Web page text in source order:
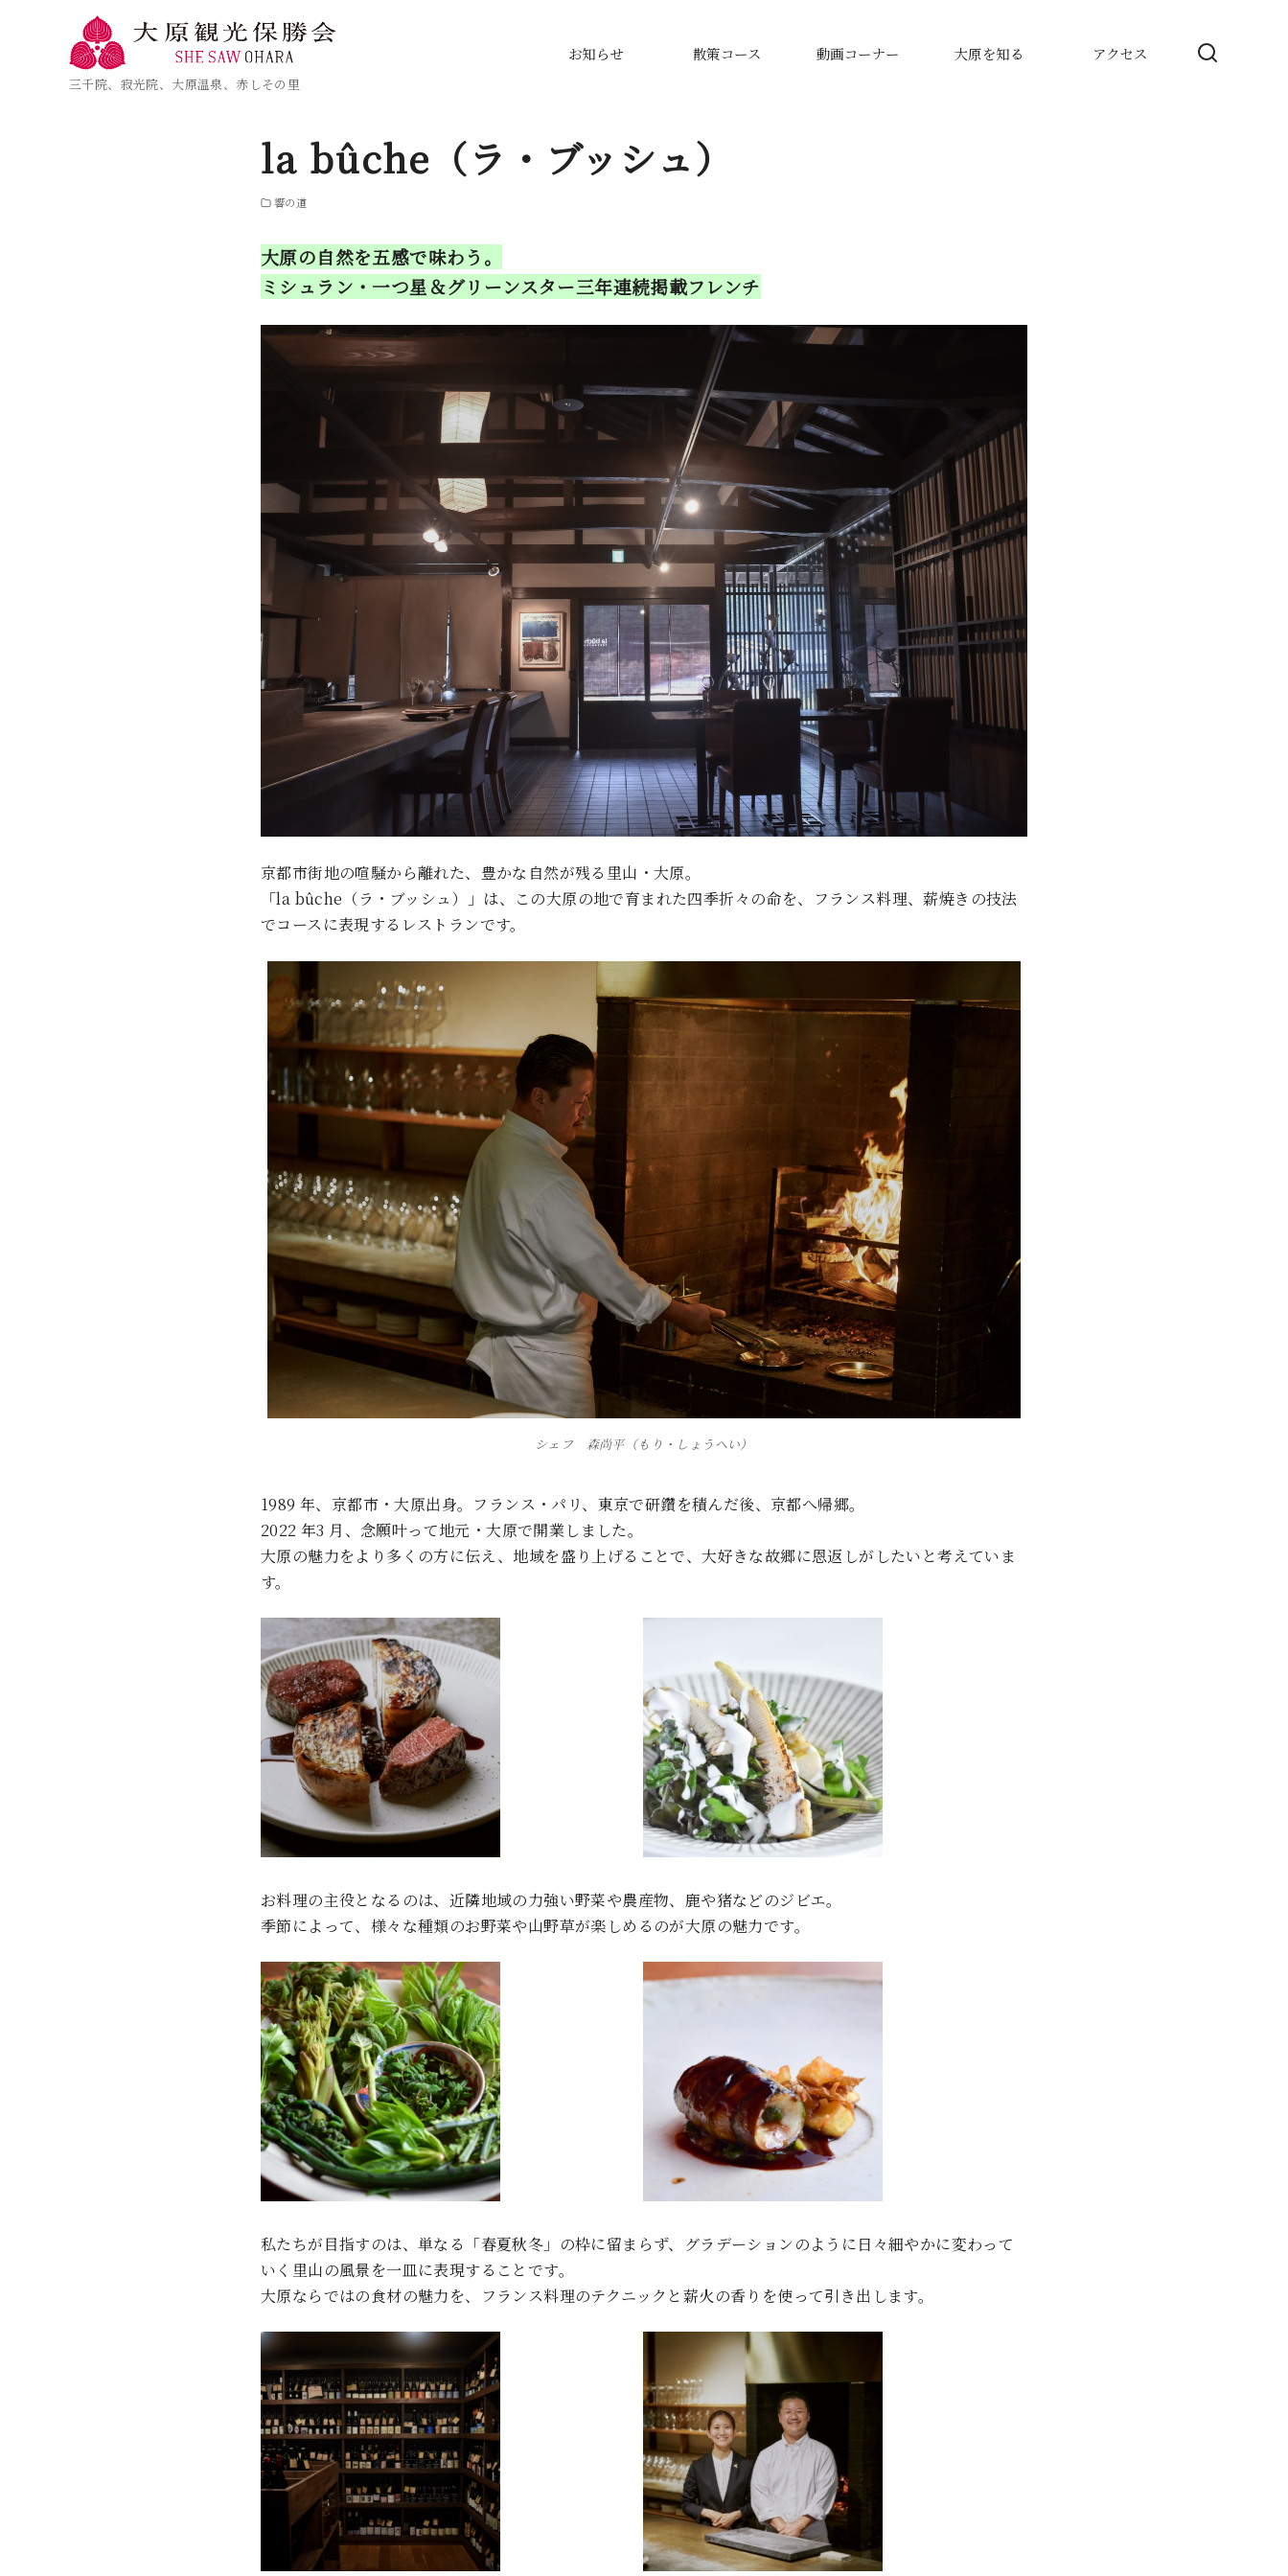
三千院、寂光院、大原温泉、赤しその里
お知らせ 散策コース 動画コーナー 大原を知る アクセス
la bûche（ラ・ブッシュ）
響の道
大原の自然を五感で味わう。
ミシュラン・一つ星＆グリーンスター三年連続掲載フレンチ
京都市街地の喧騒から離れた、豊かな自然が残る里山・大原。
「la bûche（ラ・ブッシュ）」は、この大原の地で育まれた四季折々の命を、フランス料理、薪焼きの技法
でコースに表現するレストランです。
シェフ 森尚平（もり・しょうへい）
1989 年、京都市・大原出身。フランス・パリ、東京で研鑽を積んだ後、京都へ帰郷。
2022 年3 月、念願叶って地元・大原で開業しました。
大原の魅力をより多くの方に伝え、地域を盛り上げることで、大好きな故郷に恩返しがしたいと考えていま
す。
お料理の主役となるのは、近隣地域の力強い野菜や農産物、鹿や猪などのジビエ。
季節によって、様々な種類のお野菜や山野草が楽しめるのが大原の魅力です。
私たちが目指すのは、単なる「春夏秋冬」の枠に留まらず、グラデーションのように日々細やかに変わって
いく里山の風景を一皿に表現することです。
大原ならではの食材の魅力を、フランス料理のテクニックと薪火の香りを使って引き出します。